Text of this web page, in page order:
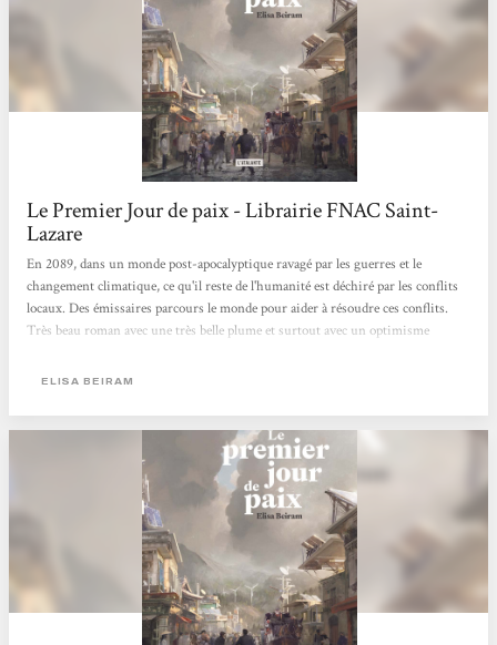
Le Premier Jour de paix - Librairie FNAC Saint-
Lazare
En 2089, dans un monde post-apocalyptique ravagé par les guerres et le
changement climatique, ce qu'il reste de l'humanité est déchiré par les conflits
locaux. Des émissaires parcours le monde pour aider à résoudre ces conflits.
Très beau roman avec une très belle plume et surtout avec un optimisme
ELISA BEIRAM